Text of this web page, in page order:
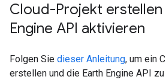
Cloud-Projekt erstellen
Engine API aktivieren
Folgen Sie dieser Anleitung, um ein
erstellen und die Earth Engine API